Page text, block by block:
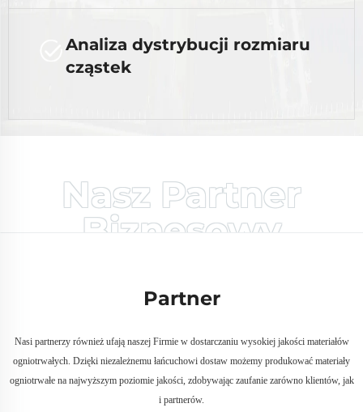
Analiza dystrybucji rozmiaru
cząstek
Nasz Partner
Biznesowy
Partner
Nasi partnerzy również ufają naszej Firmie w dostarczaniu wysokiej jakości materiałów
ogniotrwałych. Dzięki niezależnemu łańcuchowi dostaw możemy produkować materiały
ogniotrwałe na najwyższym poziomie jakości, zdobywając zaufanie zarówno klientów, jak
i partnerów.